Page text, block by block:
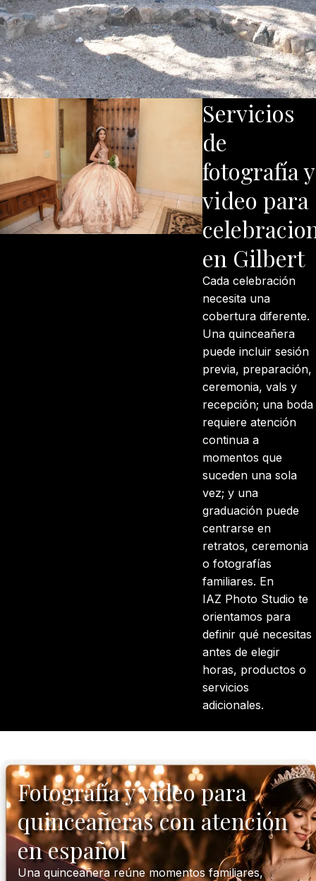
Servicios
de
fotografía y
video para
en Gilbert
Cada celebración
necesita una
cobertura diferente.
Una quinceañera
puede incluir sesión
previa, preparación,
ceremonia, vals y
recepción; una boda
requiere atención
continua a
momentos que
suceden una sola
vez; y una
graduación puede
centrarse en
retratos, ceremonia
o fotografías
familiares. En
IAZ Photo Studio te
orientamos para
definir qué necesitas
antes de elegir
horas, productos o
servicios
adicionales.
Fotografía y video para
quinceañeras con atención
en español
Una quinceañera reúne momentos familiares,